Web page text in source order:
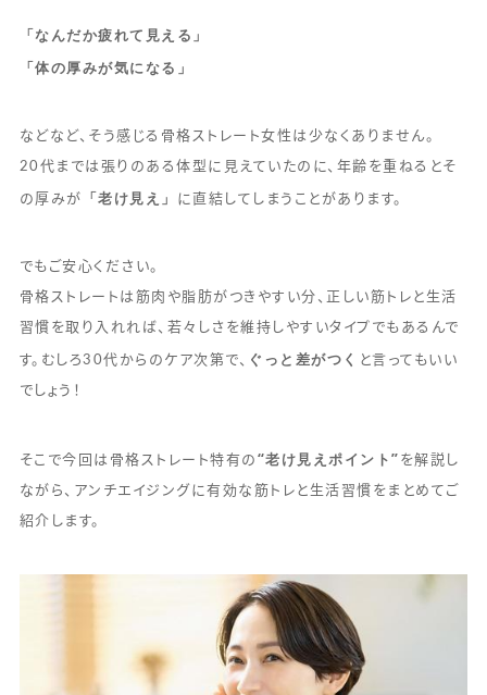
「なんだか疲れて見える」
「体の厚みが気になる」
などなど、そう感じる骨格ストレート女性は少なくありません。
20代までは張りのある体型に見えていたのに、年齢を重ねるとそ
の厚みが 「老け見え」 に直結してしまうことがあります。
でもご安心ください。
骨格ストレートは筋肉や脂肪がつきやすい分、正しい筋トレと生活
習慣を取り入れれば、若々しさを維持しやすいタイプでもあるんで
す。むしろ30代からのケア次第で、 ぐっと差がつく と言ってもいい
でしょう！
そこで今回は骨格ストレート特有の “老け見えポイント” を解説し
ながら、アンチエイジングに有効な筋トレと生活習慣をまとめてご
紹介します。